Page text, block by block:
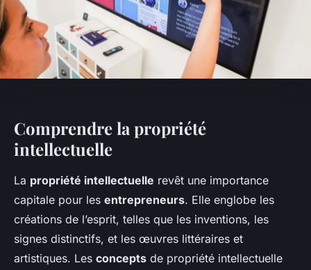
Comprendre la propriété
intellectuelle
La propriété intellectuelle revêt une importance
capitale pour les entrepreneurs. Elle englobe les
créations de l’esprit, telles que les inventions, les
signes distinctifs, et les œuvres littéraires et
artistiques. Les concepts de propriété intellectuelle